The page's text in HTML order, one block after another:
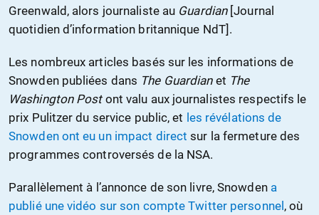
Greenwald, alors journaliste au Guardian[Journal
quotidien d’information britannique NdT].
Les nombreux articles basés sur les informations de
Snowden publiées dans The Guardianet The
Washington Postont valu aux journalistes respectifs le
prix Pulitzer du service public, et les révélations de
Snowden ont eu un impact direct sur la fermeture des
programmes controversés de la NSA.
Parallèlement à l’annonce de son livre, Snowden a
publié une vidéo sur son compte Twitter personnel, où